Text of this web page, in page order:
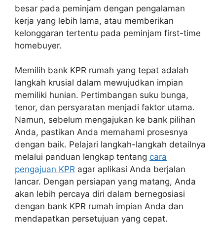
besar pada peminjam dengan pengalaman
kerja yang lebih lama, atau memberikan
kelonggaran tertentu pada peminjam first-time
homebuyer.
Memilih bank KPR rumah yang tepat adalah
langkah krusial dalam mewujudkan impian
memiliki hunian. Pertimbangan suku bunga,
tenor, dan persyaratan menjadi faktor utama.
Namun, sebelum mengajukan ke bank pilihan
Anda, pastikan Anda memahami prosesnya
dengan baik. Pelajari langkah-langkah detailnya
melalui panduan lengkap tentang cara
pengajuan KPR agar aplikasi Anda berjalan
lancar. Dengan persiapan yang matang, Anda
akan lebih percaya diri dalam bernegosiasi
dengan bank KPR rumah impian Anda dan
mendapatkan persetujuan yang cepat.